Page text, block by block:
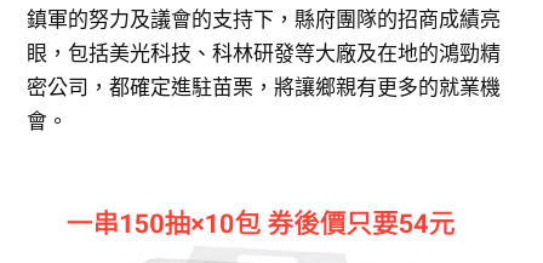
鎮軍的努力及議會的支持下，縣府團隊的招商成績亮
眼，包括美光科技、科林研發等大廠及在地的鴻勁精
密公司，都確定進駐苗栗，將讓鄉親有更多的就業機
會。